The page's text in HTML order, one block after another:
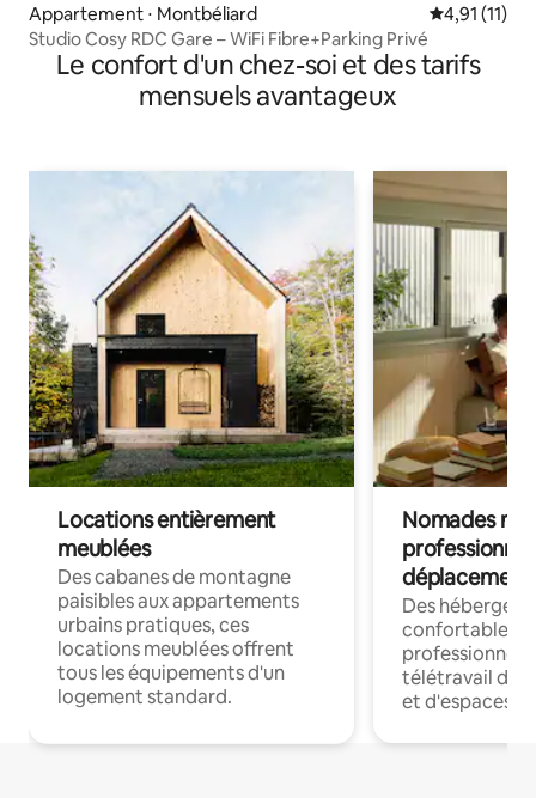
Appartement ⋅ Montbéliard Évaluation
4,91 (11)
Studio Cosy RDC Gare – WiFi Fibre+Parking Privé
Le confort d'un chez-soi et des tarifs
mensuels avantageux
Locations entièrement
meublées
Des cabanes de montagne
paisibles aux appartements
urbains pratiques, ces
locations meublées offrent
tous les équipements d'un
logement standard.
Nomades
déplacement
Des
confortables
professionnels
télétravail
et d'espaces